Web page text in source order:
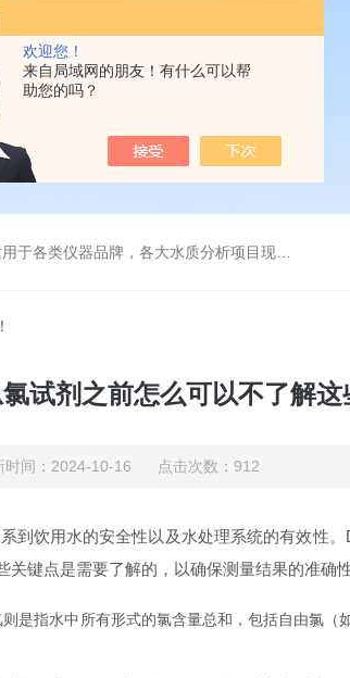
欢迎您！
来自局域网的朋友！有什么可以帮
助您的吗？
仪器品牌，各大水质分析项目现场及实验室
试剂之前怎么可以不了解这
时间：2024-10-16 点击次数：912
饮用水的安全性以及水处理系统的有效性。
关键点是需要了解的，以确保测量结果的准确
指水中所有形式的氯含量总和，包括自由氯（